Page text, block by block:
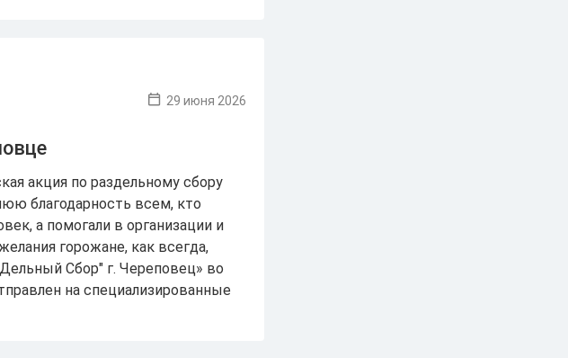
29 июня 2026
акция по раздельному сбору
благодарность всем, кто
а помогали в организации и
горожане, как всегда,
Сбор" г. Череповец» во
на специализированные